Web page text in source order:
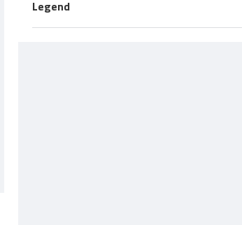
Legend